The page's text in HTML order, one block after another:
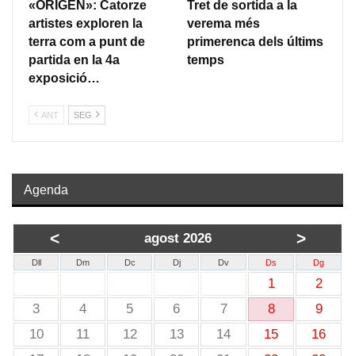
«ORIGEN»: Catorze
artistes exploren la
terra com a punt de
partida en la 4a
exposició…
Tret de sortida a la
verema més
primerenca dels últims
temps
ANT SEG
Agenda
< agost 2026 >
Dll Dm Dc Dj Dv Ds Dg
1
2
3
4 5 6 7 8
9
10
11 12 13 14 15
16